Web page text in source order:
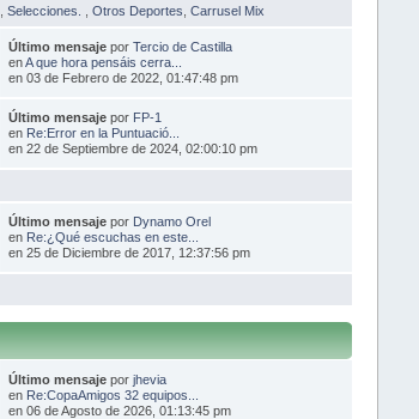
Selecciones. Otros Deportes Carrusel Mix
Último mensaje porTercio de Castilla
enA que hora pensáis cerra...
en 03 de Febrero de 2022, 01:47:48 pm
Último mensaje por FP-1
en Re:Error en la Puntuació...
en 22 de Septiembre de 2024, 02:00:10 pm
Último mensaje por Dynamo Orel
en Re:¿Qué escuchas en este...
en 25 de Diciembre de 2017, 12:37:56 pm
Último mensaje porjhevia
en Re:CopaAmigos 32 equipos...
en 06 de Agosto de 2026, 01:13:45 pm